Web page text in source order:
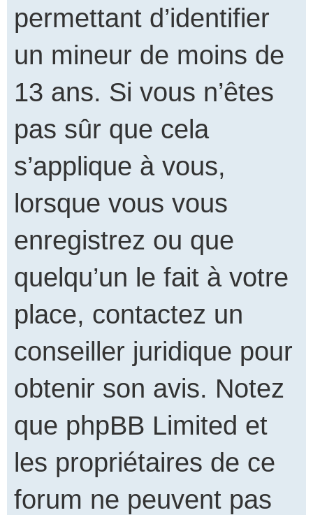
permettant d’identifier
un mineur de moins de
13 ans. Si vous n’êtes
pas sûr que cela
s’applique à vous,
lorsque vous vous
enregistrez ou que
quelqu’un le fait à votre
place, contactez un
conseiller juridique pour
obtenir son avis. Notez
que phpBB Limited et
les propriétaires de ce
forum ne peuvent pas